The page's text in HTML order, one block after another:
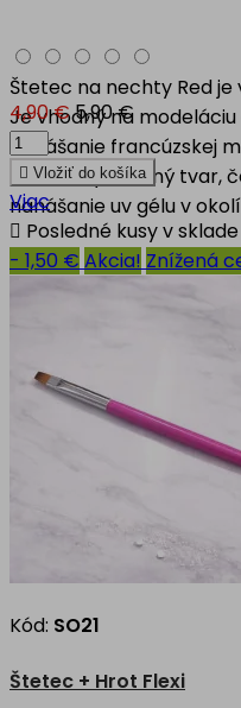
Štetec na nechty Red
Je vhodný na
nanášanie francúzskej
štvorcový, zúžený tvar,
nanášanie uv gélu v
4,90 €5,90 €
 Vložiť do košíka
Viac
 Posledné kusy v sklade
- 1,50 € Akcia! Znížená
Kód: SO21
Štetec + Hrot Flexi